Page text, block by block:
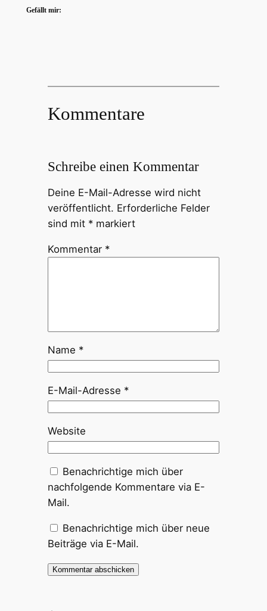
Gefällt mir:
Kommentare
Schreibe einen Kommentar
Deine E-Mail-Adresse wird nicht
veröffentlicht. Erforderliche Felder
sind mit *markiert
Kommentar *
Name *
E-Mail-Adresse *
Website
Benachrichtige mich über
nachfolgende Kommentare via E-
Mail.
Benachrichtige mich über neue
Beiträge via E-Mail.